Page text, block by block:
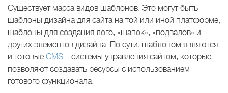
Существует масса видов шаблонов. Это могут быть
шаблоны дизайна для сайта на той или иной платформе,
шаблоны для создания лого, «шапок», «подвалов» и
других элементов дизайна. По сути, шаблоном являются
и готовые CMS – системы управления сайтом, которые
позволяют создавать ресурсы с использованием
готового функционала.